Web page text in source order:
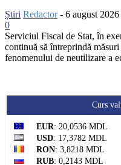
Știri Redactor - 6 august 2026
0
Serviciul Fiscal de Stat, în
continuă să întreprindă
fenomenului de neutilizare a
Curs
EUR: 20,0536 MDL
USD: 17,3782 MDL
RON: 3,8218 MDL
RUB: 0,2143 MDL